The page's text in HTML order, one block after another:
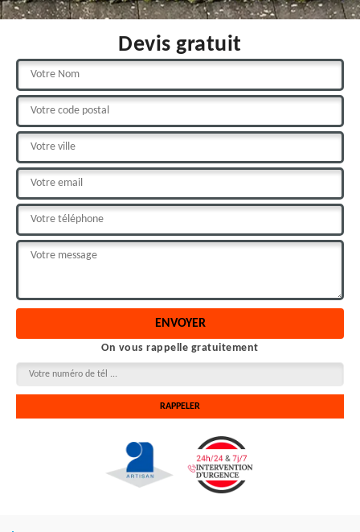
Devis gratuit
On vous rappelle gratuitement